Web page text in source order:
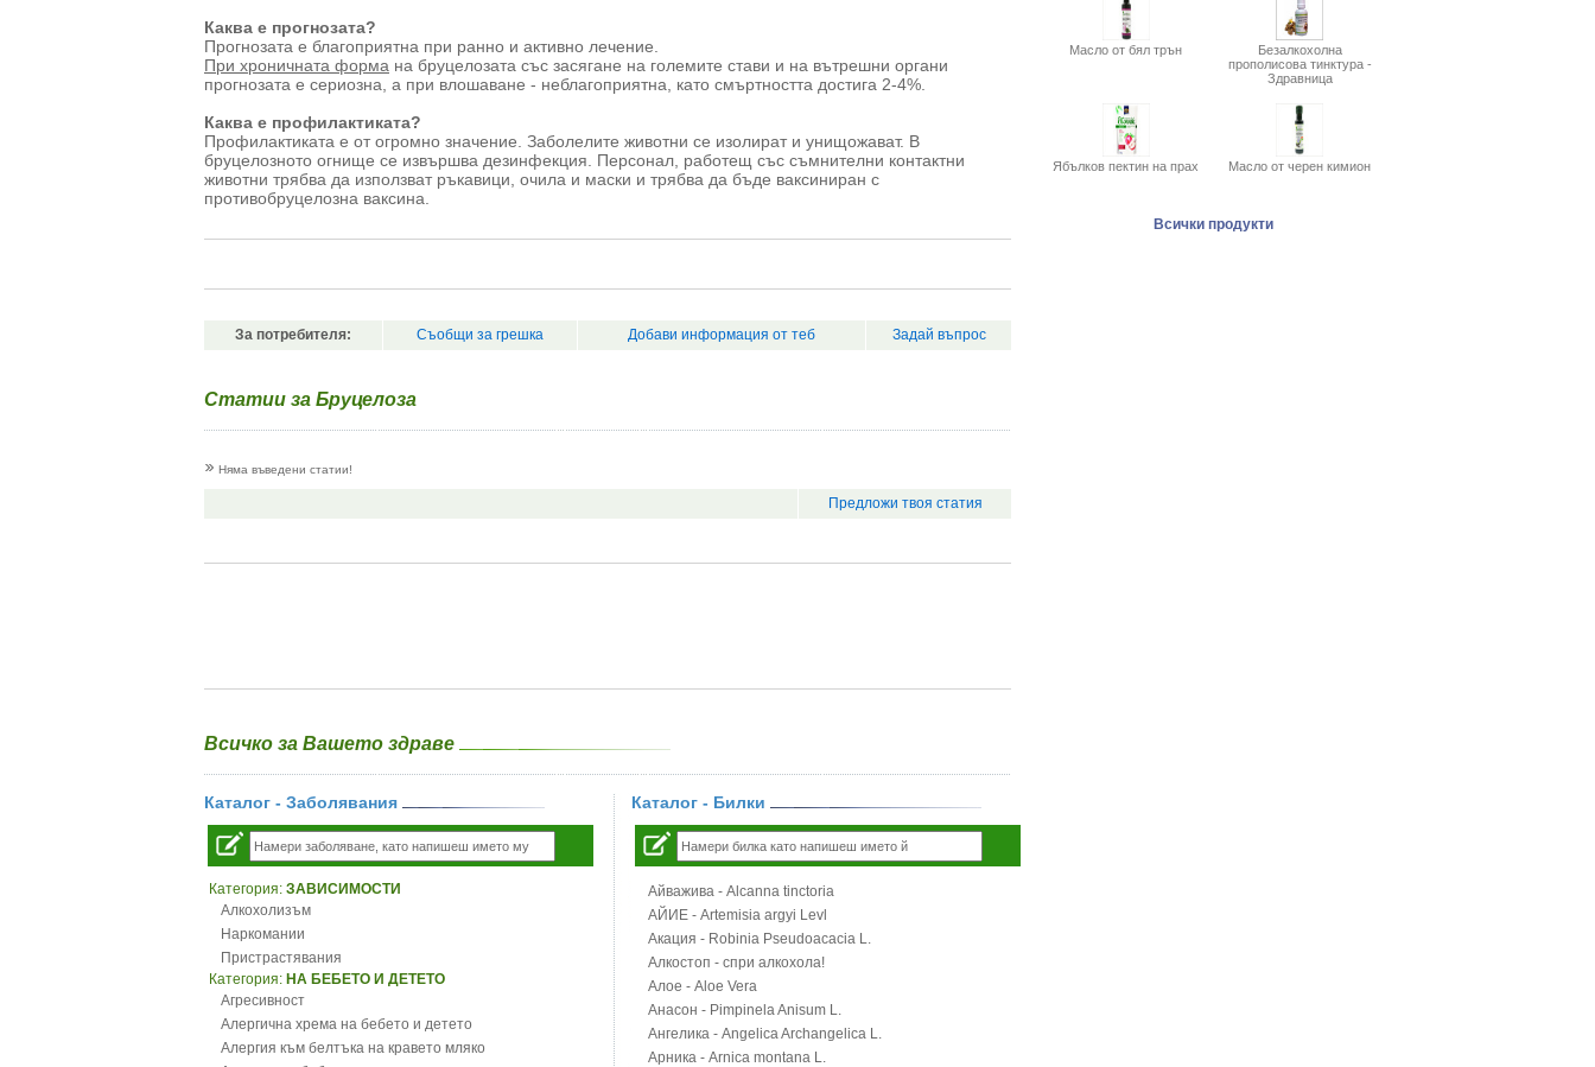
Каква е прогнозата?
Прогнозата е благоприятна при ранно и активно лечение.
При хроничната форма на бруцелозата със засягане на големите стави и на вътрешни органи
прогнозата е сериозна, а при влошаване - неблагоприятна, като смъртността достига 2-4%.
Каква е профилактиката?
Профилактиката е от огромно значение. Заболелите животни се изолират и унищожават. В
бруцелозното огнище се извършва дезинфекция. Персонал, работещ със съмнителни контактни
животни трябва да използват ръкавици, очила и маски и трябва да бъде ваксиниран с
противобруцелозна ваксина.
За потребителя: Съобщи за грешка Добави информация от теб Задай въпрос
Статии за Бруцелоза
Няма въведени статии!
Предложи твоя статия
Всичко за Вашето здраве
Каталог - Заболявания
Категория: ЗАВИСИМОСТИ
Алкохолизъм
Наркомании
Пристрастявания
Категория: НА БЕБЕТО И ДЕТЕТО
Агресивност
Алергична хрема на бебето и детето
Алергия към белтъка на кравето мляко
Каталог - Билки
Айважива - Alcanna tinctoria
АЙИЕ - Artemisia argyi Levl
Акация - Robinia Pseudoacacia L.
Алкостоп - спри алкохола!
Алое - Aloe Vera
Анасон - Pimpinela Anisum L.
Ангелика - Angelica Archangelica L.
Арника - Arnica montana L.
Масло от бял трън
Безалкохолна
прополисова тинктура -
Здравница
Ябълков пектин на прах Масло от черен кимион
Всички продукти